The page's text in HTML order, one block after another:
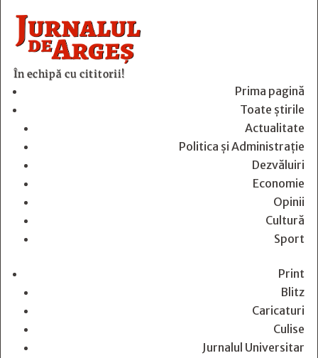
În echipă cu cititorii!
Prima pagină
Toate știrile
Actualitate
Politica și Administrație
Dezvăluiri
Economie
Opinii
Cultură
Sport
Print
Blitz
Caricaturi
Culise
Jurnalul Universitar